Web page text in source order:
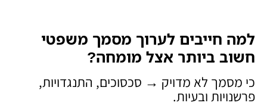
למה חייבים לערוך מסמך משפטי
חשוב ביותר אצל מומחה?
כי מסמך לא מדויק → סכסוכים, התנגדויות,
פרשנויות ובעיות.